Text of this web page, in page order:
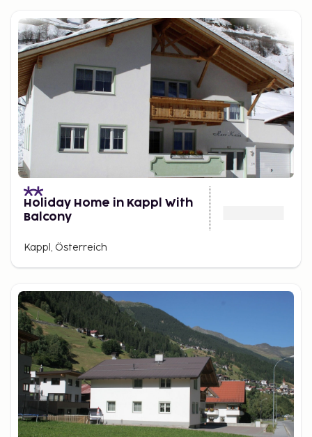
Holiday Home in Kappl With
Balcony
Kappl, Österreich